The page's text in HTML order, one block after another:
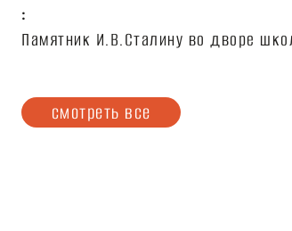
:
Памятник И.В.Сталину во дворе
смотреть все